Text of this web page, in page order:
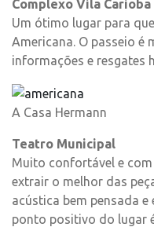
Complexo Vila Carioba
Um ótimo lugar para
Americana. O passeio é
informações e resgates
A Casa Hermann
Teatro Municipal
Muito confortável e
extrair o melhor das
acústica bem pensada
ponto positivo do lugar